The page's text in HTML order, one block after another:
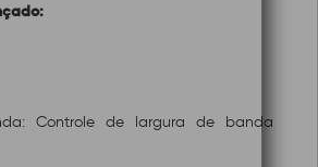
Controle de largura de banda